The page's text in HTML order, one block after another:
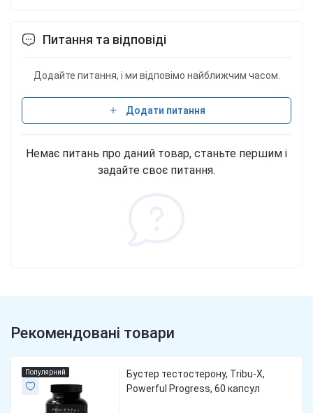
ароматизаторы, подсластители (ацесульфам К,
порция.
Питання та відповіді
Додайте питання, і ми відповімо найближчим часом.
Додати питання
Немає питань про даний товар, станьте першим і
задайте своє питання.
Рекомендовані товари
Популярний
Бустер тестостерону, Tribu-X,
Powerful Progress, 60 капсул